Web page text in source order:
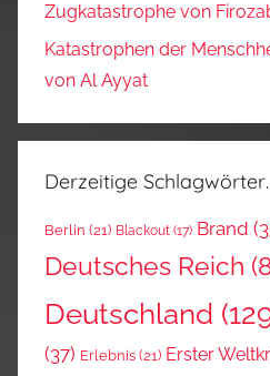
Zugkatastrophe von
Katastrophen der
von Al Ayyat
Derzeitige
Berlin (21) Blackout (17) Brand
Deutsches Reich
Deutschland
(37) Erlebnis (21) Erster